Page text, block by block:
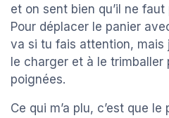
et on sent bien qu’il ne
Pour déplacer le panier
va si tu fais attention, mais
le charger et à le trimballer
poignées.
Ce qui m’a plu, c’est que